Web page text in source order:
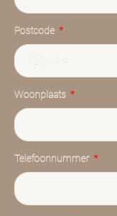
Postcode
Woonplaats
Telefoonnummer